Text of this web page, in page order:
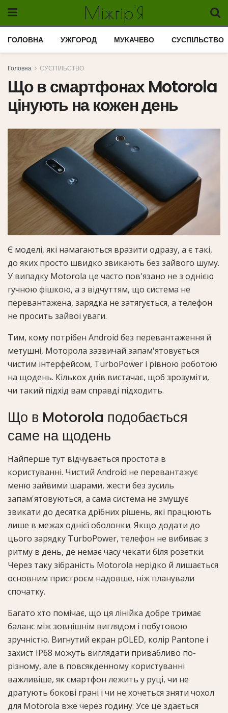
Міжгір'Я
ГОЛОВНА УЖГОРОД МУКАЧЕВО СУСПІЛЬСТВО
Головна СУСПІЛЬСТВО
Що в смартфонах Motorola
цінують на кожен день
Є моделі, які намагаються вразити одразу, а є такі,
до яких просто швидко звикають без зайвого шуму.
У випадку Motorola це часто пов'язано не з однією
гучною фішкою, а з відчуттям, що система не
перевантажена, зарядка не затягується, а телефон
не просить зайвої уваги.
Тим, кому потрібен Android без перевантаження й
метушні, Моторола зазвичай запам'ятовується
чистим інтерфейсом, TurboPower і рівною роботою
на щодень. Кількох днів вистачає, щоб зрозуміти,
чи такий підхід вам справді підходить.
Що в Motorola подобається
саме на щодень
Найперше тут відчувається простота в
користуванні. Чистий Android не перевантажує
меню зайвими шарами, жести без зусиль
запам'ятовуються, а сама система не змушує
звикати до десятка дрібних рішень, які працюють
лише в межах однієї оболонки. Якщо додати до
цього зарядку TurboPower, телефон не вибиває з
ритму в день, де немає часу чекати біля розетки.
Через таку зібраність Motorola нерідко й лишається
основним пристроєм надовше, ніж планували
спочатку.
Багато хто помічає, що ця лінійка добре тримає
баланс між зовнішнім виглядом і побутовою
зручністю. Вигнутий екран pOLED, колір Pantone і
захист IP68 можуть виглядати привабливо по-
різному, але в повсякденному користуванні
важливіше, як смартфон лежить у руці, чи не
дратують бокові грані і чи не хочеться зняти чохол
для Motorola вже через годину. Усе це здається